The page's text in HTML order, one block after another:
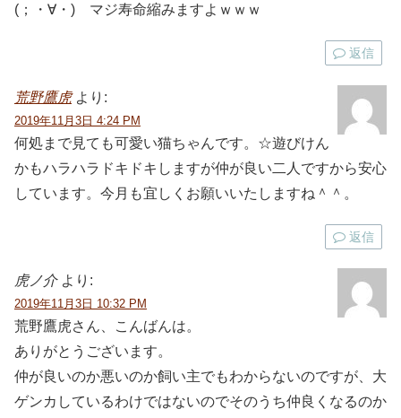
(；・∀・) マジ寿命縮みますよｗｗｗ
返信
荒野鷹虎 より:
2019年11月3日 4:24 PM
何処まで見ても可愛い猫ちゃんです。☆遊びけん
かもハラハラドキドキしますが仲が良い二人ですから安心
しています。今月も宜しくお願いいたしますね＾＾。
返信
虎ノ介 より:
2019年11月3日 10:32 PM
荒野鷹虎さん、こんばんは。
ありがとうございます。
仲が良いのか悪いのか飼い主でもわからないのですが、大
ゲンカしているわけではないのでそのうち仲良くなるのか